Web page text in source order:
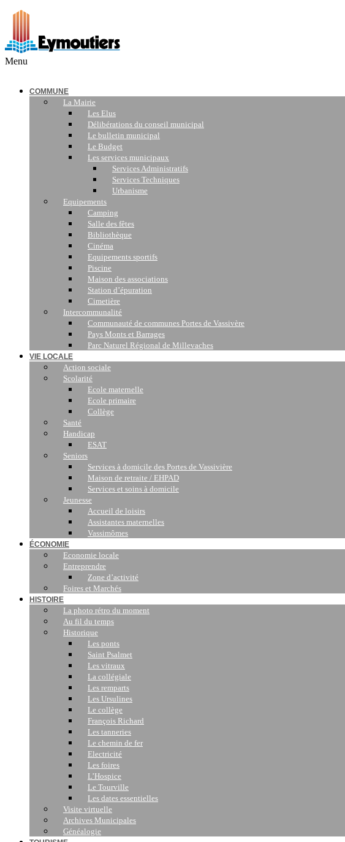
Menu
COMMUNE
La Mairie
Les Elus
Délibérations du conseil municipal
Le bulletin municipal
Le Budget
Les services municipaux
Services Administratifs
Services Techniques
Urbanisme
Equipements
Camping
Salle des fêtes
Bibliothèque
Cinéma
Equipements sportifs
Piscine
Maison des associations
Station d’épuration
Cimetière
Intercommunalité
Communauté de communes Portes de Vassivère
Pays Monts et Barrages
Parc Naturel Régional de Millevaches
VIE LOCALE
Action sociale
Scolarité
Ecole maternelle
Ecole primaire
Collège
Santé
Handicap
ESAT
Seniors
Services à domicile des Portes de Vassivière
Maison de retraite / EHPAD
Services et soins à domicile
Jeunesse
Accueil de loisirs
Assistantes maternelles
Vassimômes
ÉCONOMIE
Economie locale
Entreprendre
Zone d’activité
Foires et Marchés
HISTOIRE
La photo rétro du moment
Au fil du temps
Historique
Les ponts
Saint Psalmet
Les vitraux
La collégiale
Les remparts
Les Ursulines
Le collège
François Richard
Les tanneries
Le chemin de fer
Electricité
Les foires
L’Hospice
Le Tourville
Les dates essentielles
Visite virtuelle
Archives Municipales
Généalogie